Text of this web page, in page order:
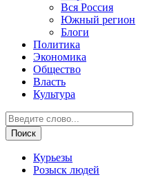
Вся Россия
Южный регион
Блоги
Политика
Экономика
Общество
Власть
Культура
Курьезы
Розыск людей